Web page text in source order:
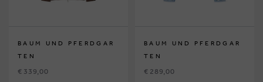
BAUM UND PFERDGAR
TEN
€ 339,00
BAUM UND PFERDGAR
TEN
€ 289,00